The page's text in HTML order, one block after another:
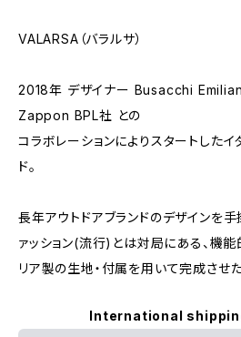
VALARSA（バラルサ）
2018年 デザイナー Busacchi
Zappon BPL社 との
コラボレーションによりスタートした
ド。
長年アウトドアブランドのデザインを
ァッション(流行)とは対局にある、機
リア製の生地・付属を用いて完成させ
International